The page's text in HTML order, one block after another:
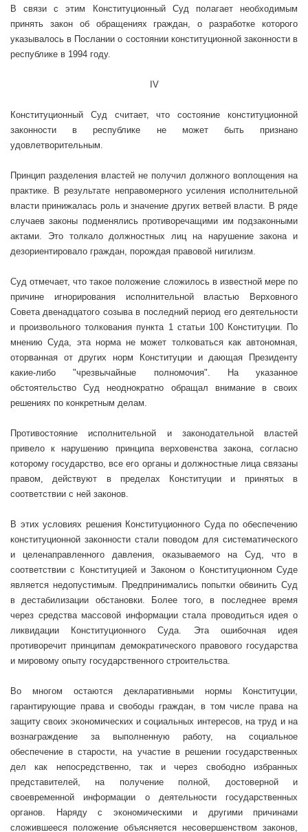
В связи с этим Конституционный Суд полагает необходимым
принять закон об обращениях граждан, о разработке которого
указывалось в Послании о состоянии конституционной законности в
республике в 1994 году.
IV
Конституционный Суд считает, что состояние конституционной
законности в республике не может быть признано
удовлетворительным.
Принцип разделения властей не получил должного воплощения на
практике. В результате неправомерного усиления исполнительной
власти принижалась роль и значение других ветвей власти. В ряде
случаев законы подменялись противоречащими им подзаконными
актами. Это толкало должностных лиц на нарушение закона и
дезориентировало граждан, порождая правовой нигилизм.
Суд отмечает, что такое положение сложилось в известной мере по
причине игнорирования исполнительной властью Верховного
Совета двенадцатого созыва в последний период его деятельности
и произвольного толкования пункта 1 статьи 100 Конституции. По
мнению Суда, эта норма не может толковаться как автономная,
оторванная от других норм Конституции и дающая Президенту
какие-либо "чрезвычайные полномочия". На указанное
обстоятельство Суд неоднократно обращал внимание в своих
решениях по конкретным делам.
Противостояние исполнительной и законодательной властей
привело к нарушению принципа верховенства закона, согласно
которому государство, все его органы и должностные лица связаны
правом, действуют в пределах Конституции и принятых в
соответствии с ней законов.
В этих условиях решения Конституционного Суда по обеспечению
конституционной законности стали поводом для систематического
и целенаправленного давления, оказываемого на Суд, что в
соответствии с Конституцией и Законом о Конституционном Суде
является недопустимым. Предпринимались попытки обвинить Суд
в дестабилизации обстановки. Более того, в последнее время
через средства массовой информации стала проводиться идея о
ликвидации Конституционного Суда. Эта ошибочная идея
противоречит принципам демократического правового государства
и мировому опыту государственного строительства.
Во многом остаются декларативными нормы Конституции,
гарантирующие права и свободы граждан, в том числе права на
защиту своих экономических и социальных интересов, на труд и на
вознаграждение за выполненную работу, на социальное
обеспечение в старости, на участие в решении государственных
дел как непосредственно, так и через свободно избранных
представителей, на получение полной, достоверной и
своевременной информации о деятельности государственных
органов. Наряду с экономическими и другими причинами
сложившееся положение объясняется несовершенством законов,